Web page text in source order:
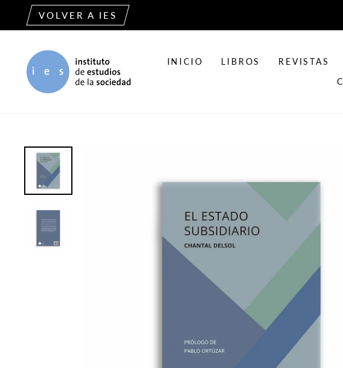
directamente
al
VOLVER A IES
INICIO LIBROS REVISTAS